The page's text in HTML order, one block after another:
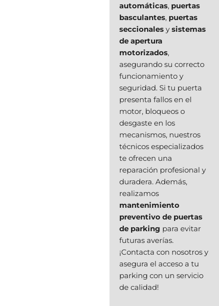
automáticas, puertas
basculantes, puertas
seccionales y sistemas
de apertura
motorizados,
asegurando su correcto
funcionamiento y
seguridad. Si tu puerta
presenta fallos en el
motor, bloqueos o
desgaste en los
mecanismos, nuestros
técnicos especializados
te ofrecen una
reparación profesional y
duradera. Además,
realizamos
mantenimiento
preventivo de puertas
de parking para evitar
futuras averías.
¡Contacta con nosotros y
asegura el acceso a tu
parking con un servicio
de calidad!